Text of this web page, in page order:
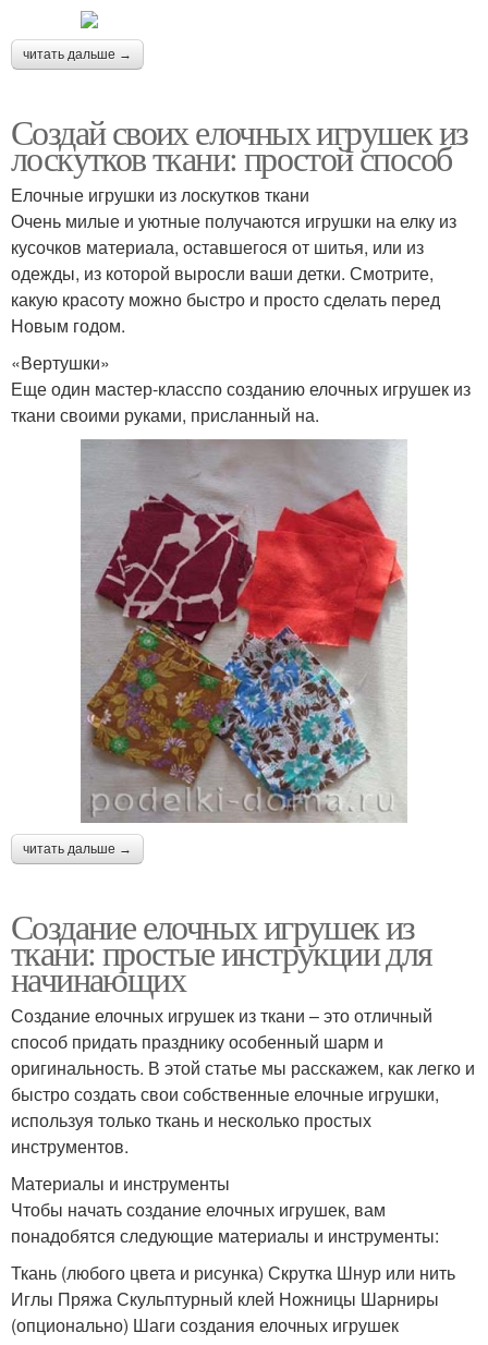
читать дальше →
Создай своих елочных игрушек из
лоскутков ткани: простой способ
Елочные игрушки из лоскутков ткани
Очень милые и уютные получаются игрушки на елку из
кусочков материала, оставшегося от шитья, или из
одежды, из которой выросли ваши детки. Смотрите,
какую красоту можно быстро и просто сделать перед
Новым годом.
«Вертушки»
Еще один мастер-класспо созданию елочных игрушек из
ткани своими руками, присланный на.
читать дальше →
Создание елочных игрушек из
ткани: простые инструкции для
начинающих
Создание елочных игрушек из ткани – это отличный
способ придать празднику особенный шарм и
оригинальность. В этой статье мы расскажем, как легко и
быстро создать свои собственные елочные игрушки,
используя только ткань и несколько простых
инструментов.
Материалы и инструменты
Чтобы начать создание елочных игрушек, вам
понадобятся следующие материалы и инструменты:
Ткань (любого цвета и рисунка) Скрутка Шнур или нить
Иглы Пряжа Скульптурный клей Ножницы Шарниры
(опционально) Шаги создания елочных игрушек